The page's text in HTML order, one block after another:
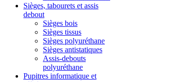
Sièges, tabourets et assis
debout
Sièges bois
Sièges tissus
Sièges polyuréthane
Sièges antistatiques
Assis-debouts
polyuréthane
Pupitres informatique et